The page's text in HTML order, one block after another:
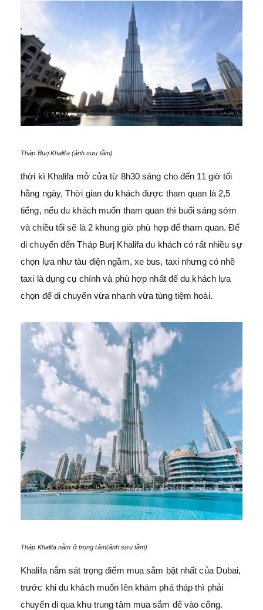
Tháp Burj Khalifa (ảnh sưu tầm)
thời kì Khalifa mở cửa từ 8h30 sáng cho đến 11 giờ tối
hằng ngày, Thời gian du khách được tham quan là 2,5
tiếng, nếu du khách muốn tham quan thì buổi sáng sớm
và chiều tối sẽ là 2 khung giờ phù hợp để tham quan. Để
di chuyển đến Tháp Burj Khalifa du khách có rất nhiều sự
chọn lựa như tàu điện ngầm, xe bus, taxi nhưng có nhẽ
taxi là dụng cụ chính và phù hợp nhất để du khách lựa
chọn để di chuyển vừa nhanh vừa tùng tiệm hoài.
Tháp Khalifa nằm ở trọng tâm(ảnh sưu tầm)
Khalifa nằm sát trọng điểm mua sắm bật nhất của Dubai,
trước khi du khách muốn lên khám phá tháp thì phải
chuyển di qua khu trung tâm mua sắm để vào cổng.